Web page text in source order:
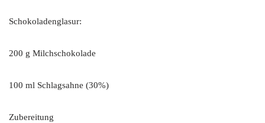
Schokoladenglasur:
200 g Milchschokolade
100 ml Schlagsahne (30%)
Zubereitung